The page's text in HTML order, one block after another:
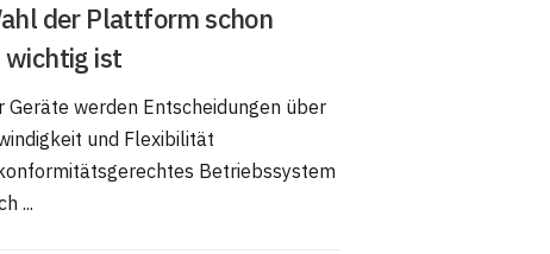
der Plattform schon
wichtig ist
werden Entscheidungen über
und Flexibilität
Betriebssystem
...